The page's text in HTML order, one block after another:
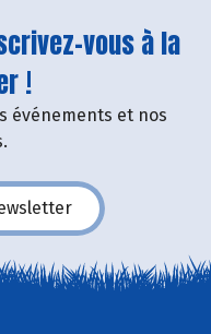
vous à la
!
événements et nos